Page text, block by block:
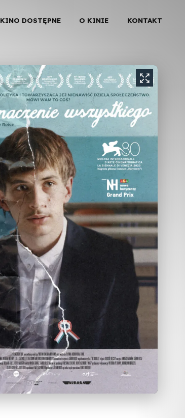
KINO DOSTĘPNE O KINIE KONTAKT